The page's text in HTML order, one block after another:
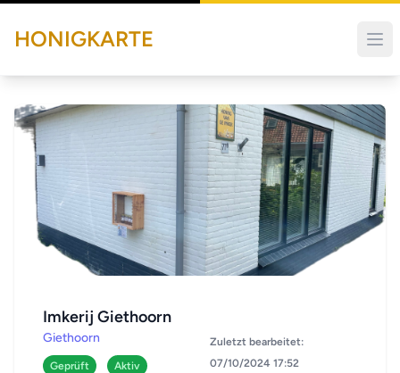
HONIGKARTE
Imkerij Giethoorn
Giethoorn
Geprüft
Aktiv
Zuletzt bearbeitet:
07/10/2024 17:52